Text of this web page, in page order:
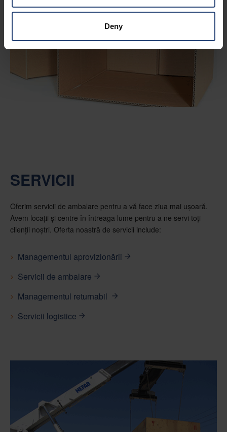
Deny
SERVICII
Oferim servicii de ambalare pentru a vă face ziua mai ușoară.
Avem locații și centre în întreaga lume pentru a ne servi toți
clienții noștri. Oferta noastră de servicii include:
Managementul aprovizionării
Servicii de ambalare
Managementul returnabil
Servicii logistice